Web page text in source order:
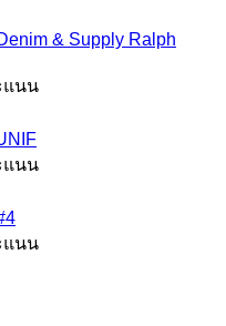
& Supply Ralph
แนน
แนน
แนน